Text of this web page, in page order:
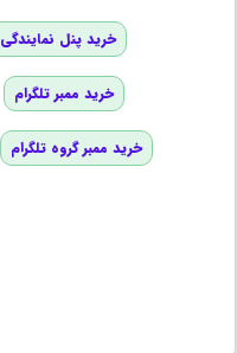
خرید پنل نمایندگی
خرید ممبر تلگرام
خرید ممبر گروه تلگرام